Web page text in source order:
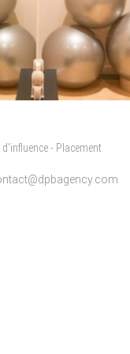
- Placement